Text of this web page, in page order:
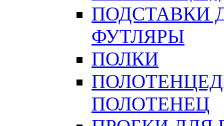
ПОДСТАВКИ
ФУТЛЯРЫ
ПОЛКИ
ПОЛОТЕНЕЦ